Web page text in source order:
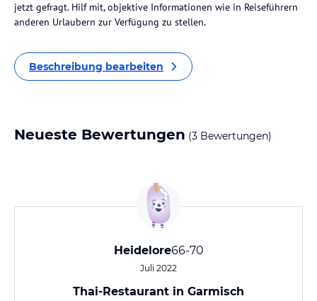
jetzt gefragt. Hilf mit, objektive Informationen wie in Reiseführern
anderen Urlaubern zur Verfügung zu stellen.
Beschreibung bearbeiten
Neueste Bewertungen (3 Bewertungen)
Heidelore66-70
Juli 2022
Thai-Restaurant in Garmisch